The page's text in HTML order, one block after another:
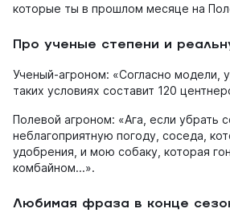
которые ты в прошлом месяце на
Про ученые степени и
Ученый-агроном: «Согласно модели,
таких условиях составит 120
Полевой агроном: «Ага, если убрать
неблагоприятную погоду, соседа,
удобрения, и мою собаку, которая
комбайном...».
Любимая фраза в конце